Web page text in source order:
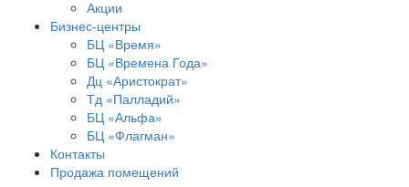
Акции
Бизнес-центры
БЦ «Время»
БЦ «Времена Года»
Дц «Аристократ»
Тд «Палладий»
БЦ «Альфа»
БЦ «Флагман»
Контакты
Продажа помещений